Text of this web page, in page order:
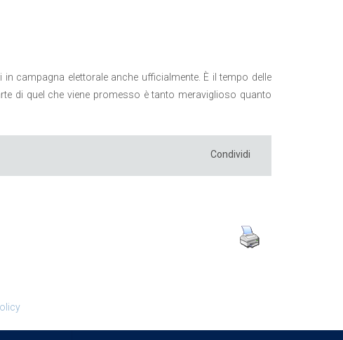
campagna elettorale anche ufficialmente. È il tempo delle
di quel che viene promesso è tanto meraviglioso quanto
Condividi